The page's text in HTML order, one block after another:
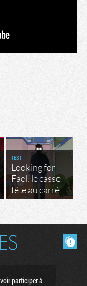
TEST
Looking for
Fael, le casse-
tête au carré
lus.
participer à